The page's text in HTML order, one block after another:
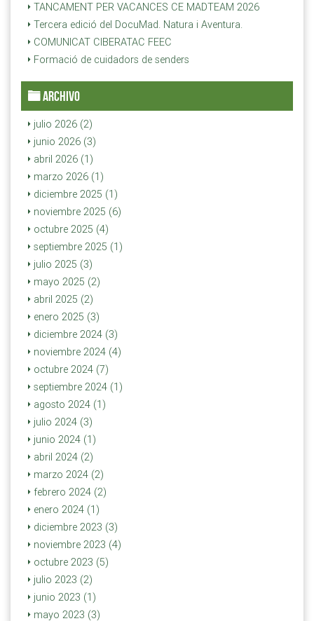
TANCAMENT PER VACANCES CE MADTEAM 2026
Tercera edició del DocuMad. Natura i Aventura.
COMUNICAT CIBERATAC FEEC
Formació de cuidadors de senders
ARCHIVO
julio 2026 (2)
junio 2026 (3)
abril 2026 (1)
marzo 2026 (1)
diciembre 2025 (1)
noviembre 2025 (6)
octubre 2025 (4)
septiembre 2025 (1)
julio 2025 (3)
mayo 2025 (2)
abril 2025 (2)
enero 2025 (3)
diciembre 2024 (3)
noviembre 2024 (4)
octubre 2024 (7)
septiembre 2024 (1)
agosto 2024 (1)
julio 2024 (3)
junio 2024 (1)
abril 2024 (2)
marzo 2024 (2)
febrero 2024 (2)
enero 2024 (1)
diciembre 2023 (3)
noviembre 2023 (4)
octubre 2023 (5)
julio 2023 (2)
junio 2023 (1)
mayo 2023 (3)